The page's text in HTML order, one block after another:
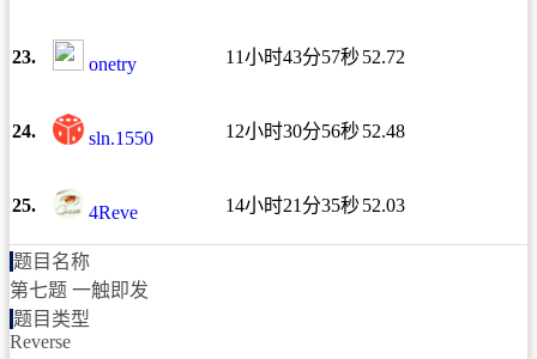
23. onetry 11小时43分57秒52.72
24. sln.1550 12小时30分56秒52.48
25. 4Reve 14小时21分35秒52.03
题目名称
第七题 一触即发
题目类型
Reverse